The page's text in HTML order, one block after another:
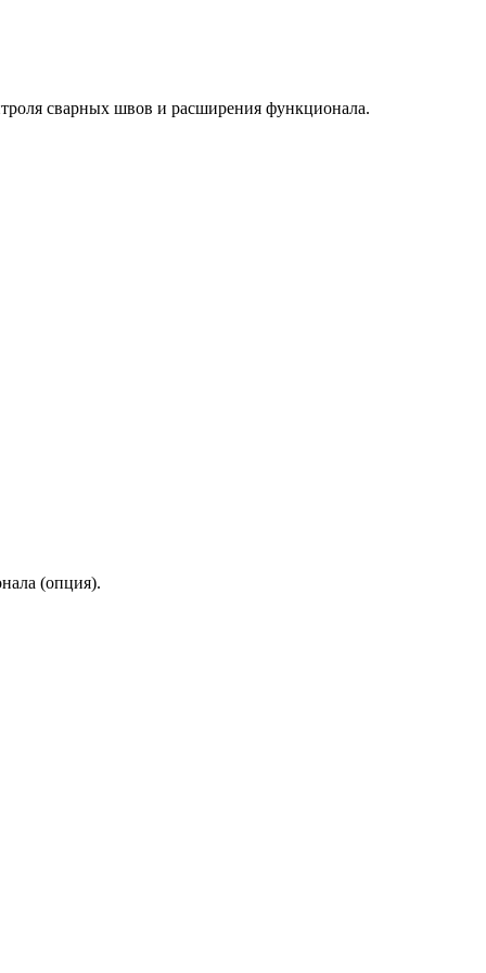
сварных швов и расширения функционала.
(опция).